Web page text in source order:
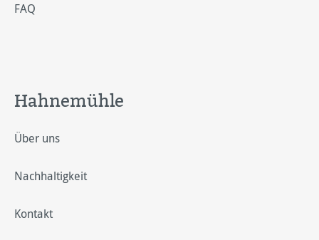
FAQ
Hahnemühle
Über uns
Nachhaltigkeit
Kontakt